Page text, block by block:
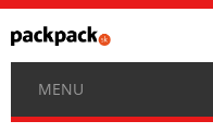
MENU